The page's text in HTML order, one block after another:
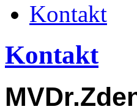
Kontakt
Kontakt